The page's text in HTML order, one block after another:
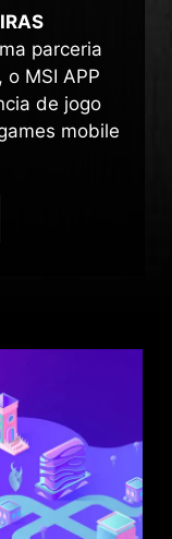
parceria
MSI APP
de jogo
mobile